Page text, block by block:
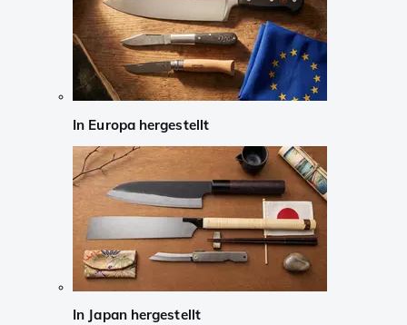
In Europa hergestellt
In Japan hergestellt